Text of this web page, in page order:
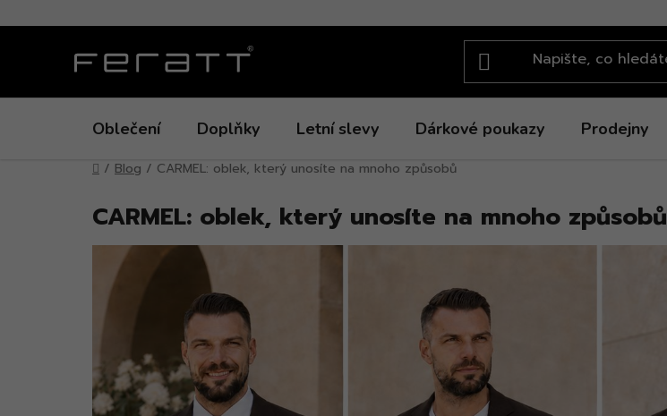
na
Oblečení Doplňky Letní slevy Dárkové poukazy Prodejny
Domů
/ Blog / CARMEL: oblek, který unosíte na mnoho způsobů
CARMEL: oblek, který unosíte na mnoho způsobů